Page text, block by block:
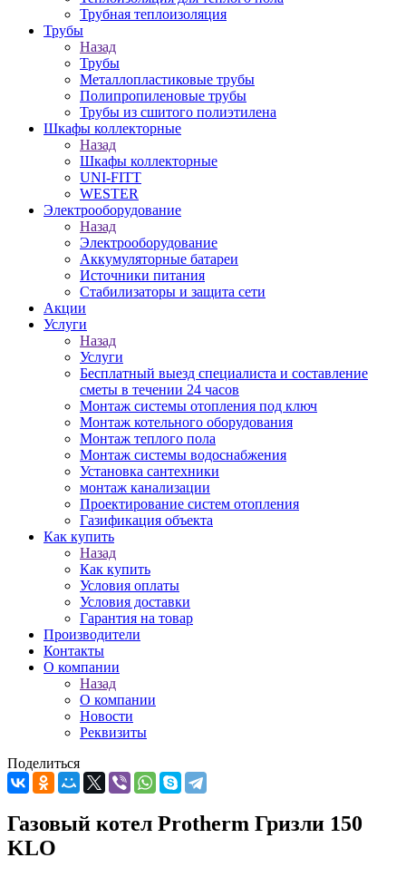
Трубная теплоизоляция
Трубы
Назад
Трубы
Металлопластиковые трубы
Полипропиленовые трубы
Трубы из сшитого полиэтилена
Шкафы коллекторные
Назад
Шкафы коллекторные
UNI-FITT
WESTER
Электрооборудование
Назад
Электрооборудование
Аккумуляторные батареи
Источники питания
Стабилизаторы и защита сети
Акции
Услуги
Назад
Услуги
Бесплатный выезд специалиста и составление
сметы в течении 24 часов
Монтаж системы отопления под ключ
Монтаж котельного оборудования
Монтаж теплого пола
Монтаж системы водоснабжения
Установка сантехники
монтаж канализации
Проектирование систем отопления
Газификация объекта
Как купить
Назад
Как купить
Условия оплаты
Условия доставки
Гарантия на товар
Производители
Контакты
О компании
Назад
О компании
Новости
Реквизиты
Поделиться
Газовый котел Protherm Гризли 150
KLO